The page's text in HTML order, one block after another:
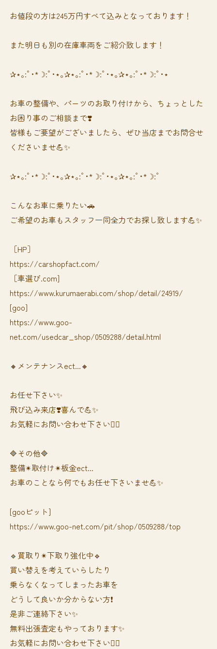
お値段の方は245万円すべて込みとなっております！
また明日も別の在庫車両をご紹介致します！
✰⋆｡:ﾟ･*☽:ﾟ･⋆｡✰⋆｡:ﾟ･*☽:ﾟ･⋆｡✰⋆｡:ﾟ･*☽:ﾟ･⋆
お車の整備や、パーツのお取り付けから、ちょっとした
お困り事のご相談まで❣️
皆様もご要望がございましたら、ぜひ当店までお問合せ
くださいませ💪✨
✰⋆｡:ﾟ･*☽:ﾟ･⋆｡✰⋆｡:ﾟ･*☽:ﾟ･⋆｡✰⋆｡:ﾟ･*☽:ﾟ
⁡⁡⁡こんなお車に乗りたい🚗
ご希望のお車もスタッフ一同全力でお探し致します💪✨
［HP］
https://carshopfact.com/
［車選び.com]
https://www.kurumaerabi.com/shop/detail/24919/
[goo]
https://www.goo-
net.com/usedcar_shop/0509288/detail.html
🔸メンテナンスect...🔸
お任せ下さい✨
飛び込み来店❣️喜んで💪✨
お気軽にお問い合わせ下さい🙆‍♀️
🔷その他🔷
整備✴︎取付け✴︎板金ect...
お車のことなら何でもお任せ下さいませ💪✨
[gooピット]
https://www.goo-net.com/pit/shop/0509288/top
🔹買取り✴︎下取り強化中🔹
買い替えを考えていらしたり
乗らなくなってしまったお車を
どうして良いか分からない方❗️
是非ご連絡下さい✨
無料出張査定もやっております✨
お気軽にお問い合わせ下さい🙆‍♀️